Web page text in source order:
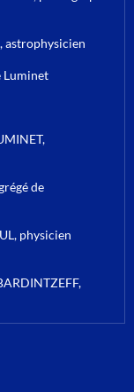
astrophysicien
Luminet
de
physicien